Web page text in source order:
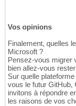
Vos opinions
Finalement, quelles
Microsoft ?
Pensez-vous migrer
bien allez-vous
Sur quelle
vous le futur GitHub,
invitons à répondre
les raisons de vos